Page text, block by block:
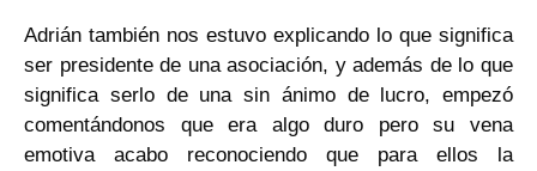
Adrián también nos estuvo explicando lo que significa
ser presidente de una asociación, y además de lo que
significa serlo de una sin ánimo de lucro, empezó
comentándonos que era algo duro pero su vena
emotiva acabo reconociendo que para ellos la